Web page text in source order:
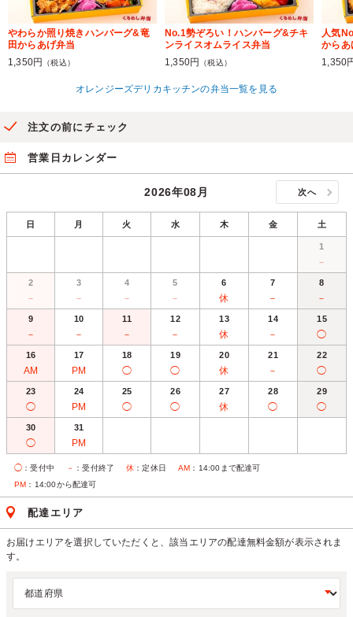
やわらか照り焼きハンバーグ&竜
田からあげ弁当
1,350円
（税込）
No.1勢ぞろい！ハンバーグ&チキ
ンライスオムライス弁当
1,350円
（税込）
人気
からあ
1,350
オレンジーズデリカキッチンの弁当一覧を見る
注文の前にチェック
営業日カレンダー
2026年08月 次へ
日 月 火 水 木 金 土
1
－
2
－
3
－
4
－
5
－
6
休
7
－
8
－
9
－
10
－
11
－
12
－
13
休
14
－
15
◯
16
AM
17
PM
18
◯
19
◯
20
休
21
－
22
◯
23
◯
24
PM
25
◯
26
◯
27
休
28
◯
29
◯
30
◯
31
PM
◯ ：受付中 － ：受付終了 休 ：定休日 AM ：14:00まで配達可
PM ：14:00から配達可
配達エリア
お届けエリアを選択していただくと、該当エリアの配達無料金額が表示されま
す。